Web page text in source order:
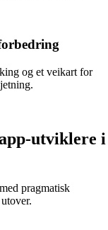
og et veikart for
utviklere i
pragmatisk